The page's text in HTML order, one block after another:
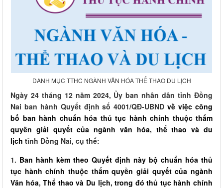
DANH MỤC TTHC NGÀNH VĂN HÓA THỂ THAO DU LỊCH
Ngày 24 tháng 12 năm 2024, Ủy ban nhân dân tỉnh Đồng
Nai ban hành Quyết định số 4001/QĐ-UBNDvề việc công
bố ban hành chuẩn hóa thủ tục hành chính thuộc thẩm
quyền giải quyết của ngành văn hóa, thể thao và du
lịch tỉnh Đồng Nai, cụ thể:
1. Ban hành kèm theo Quyết định này bộ chuẩn hóa thủ
tục hành chính thuộc thẩm quyền giải quyết của ngành
Văn hóa, Thể thao và Du lịch, trong đó thủ tục hành chính